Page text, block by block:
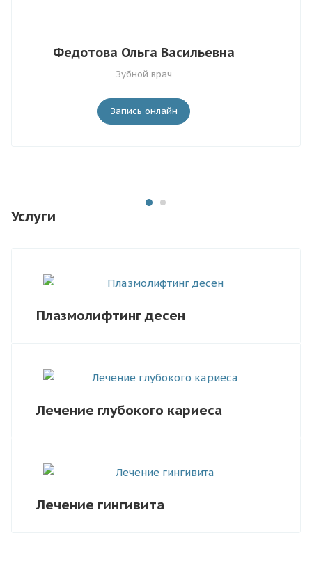
Федотова Ольга Васильевна
Зубной врач
Запись онлайн
Услуги
Плазмолифтинг десен
Лечение глубокого кариеса
Лечение гингивита